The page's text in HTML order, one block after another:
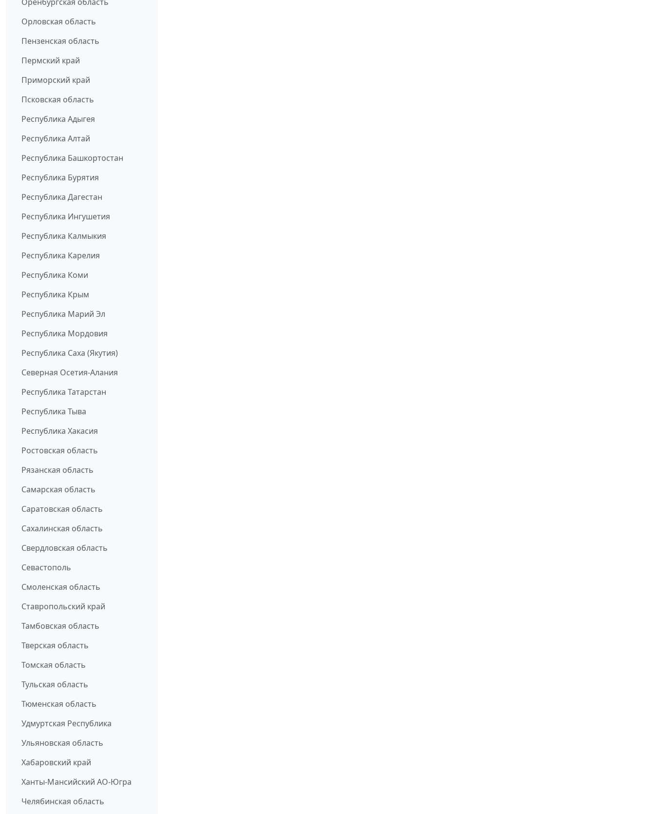
Орловская область
Пензенская область
Пермский край
Приморский край
Псковская область
Республика Адыгея
Республика Алтай
Республика Башкортостан
Республика Бурятия
Республика Дагестан
Республика Ингушетия
Республика Калмыкия
Республика Карелия
Республика Коми
Республика Крым
Республика Марий Эл
Республика Мордовия
Республика Саха (Якутия)
Северная Осетия-Алания
Республика Татарстан
Республика Тыва
Республика Хакасия
Ростовская область
Рязанская область
Самарская область
Саратовская область
Сахалинская область
Свердловская область
Севастополь
Смоленская область
Ставропольский край
Тамбовская область
Тверская область
Томская область
Тульская область
Тюменская область
Удмуртская Республика
Ульяновская область
Хабаровский край
Ханты-Мансийский АО-Югра
Челябинская область